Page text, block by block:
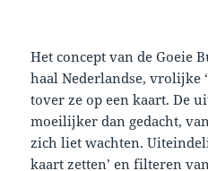
Het concept van de Goeie
haal Nederlandse, vrolijke
tover ze op een kaart. De
moeilijker dan gedacht,
zich liet wachten.
kaart zetten’ en filteren